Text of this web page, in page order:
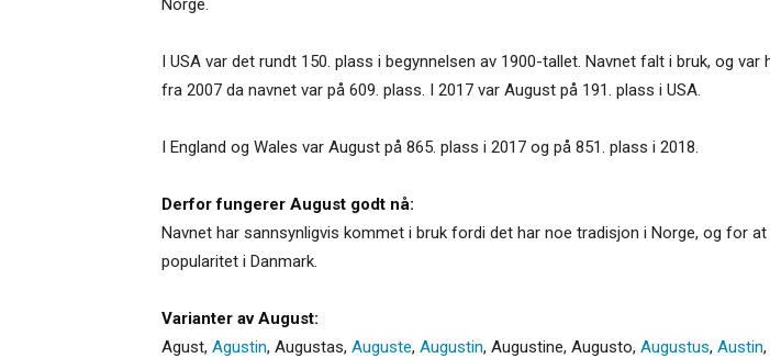
I USA var det rundt 150. plass i begynnelsen av 1900-tallet. Navnet falt i bruk, og
fra 2007 da navnet var på 609. plass. I 2017 var August på 191. plass i USA.
I England og Wales var August på 865. plass i 2017 og på 851. plass i 2018.
Derfor fungerer August godt nå:
Navnet har sannsynligvis kommet i bruk fordi det har noe tradisjon i Norge, og for
popularitet i Danmark.
Varianter av August:
Agust, Agustin, Augustas, Auguste, Augustin, Augustine, Augusto, Augustus, Austin,